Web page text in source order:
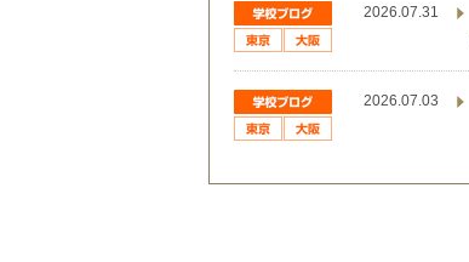
2026.07.31
2026.07.03